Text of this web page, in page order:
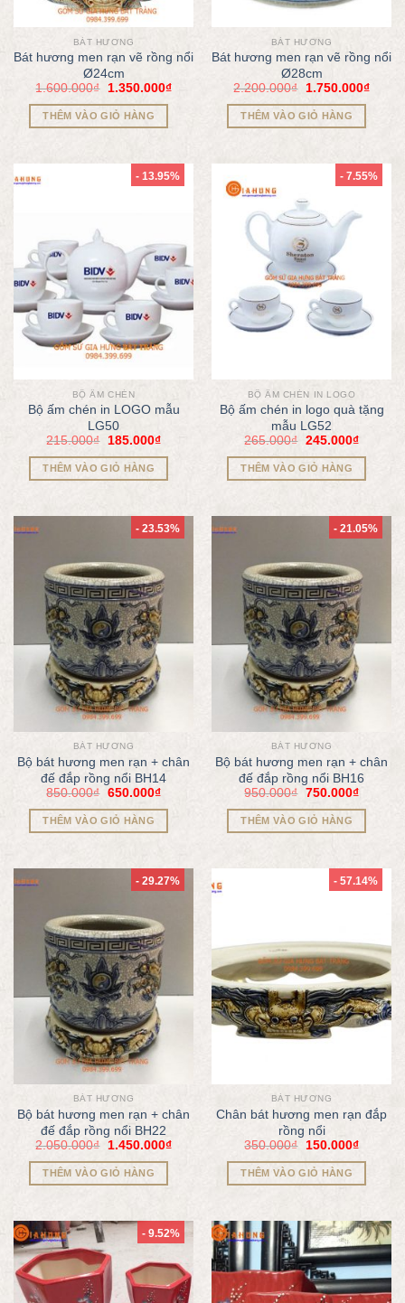
BÁT HƯƠNG
Bát hương men rạn vẽ rồng nổi
Ø24cm
1.600.000₫ 1.350.000₫
THÊM VÀO GIỎ HÀNG
BÁT HƯƠNG
Bát hương men rạn vẽ rồng nổi
Ø28cm
2.200.000₫ 1.750.000₫
THÊM VÀO GIỎ HÀNG
- 13.95%
BỘ ẤM CHÉN
Bộ ấm chén in LOGO mẫu
LG50
215.000₫ 185.000₫
THÊM VÀO GIỎ HÀNG
- 7.55%
BỘ ẤM CHÉN IN LOGO
Bộ ấm chén in logo quà tặng
mẫu LG52
265.000₫ 245.000₫
THÊM VÀO GIỎ HÀNG
- 23.53%
BÁT HƯƠNG
Bộ bát hương men rạn + chân
đế đắp rồng nổi BH14
850.000₫ 650.000₫
THÊM VÀO GIỎ HÀNG
- 21.05%
BÁT HƯƠNG
Bộ bát hương men rạn + chân
đế đắp rồng nổi BH16
950.000₫ 750.000₫
THÊM VÀO GIỎ HÀNG
- 29.27%
BÁT HƯƠNG
Bộ bát hương men rạn + chân
đế đắp rồng nổi BH22
2.050.000₫ 1.450.000₫
THÊM VÀO GIỎ HÀNG
- 57.14%
BÁT HƯƠNG
Chân bát hương men rạn đắp
rồng nổi
350.000₫ 150.000₫
THÊM VÀO GIỎ HÀNG
- 9.52%